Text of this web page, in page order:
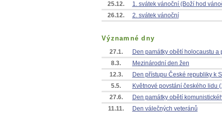
25.12.
1. svátek vánoční (Boží hod
26.12.
2. svátek vánoční
Významné dny
27.1.
Den památky obětí holocaustu
8.3.
Mezinárodní den žen
12.3.
Den přístupu České republiky k
5.5.
Květnové povstání českého lidu
27.6.
Den památky obětí
11.11.
Den válečných veteránů